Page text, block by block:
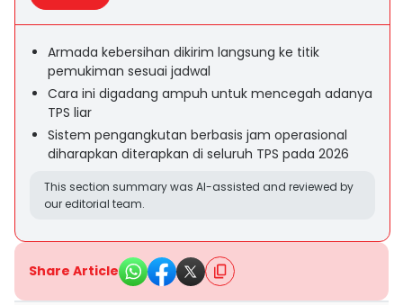
Armada kebersihan dikirim langsung ke titik
pemukiman sesuai jadwal
Cara ini digadang ampuh untuk mencegah adanya
TPS liar
Sistem pengangkutan berbasis jam operasional
diharapkan diterapkan di seluruh TPS pada 2026
This section summary was AI-assisted and reviewed by
our editorial team.
Share Article